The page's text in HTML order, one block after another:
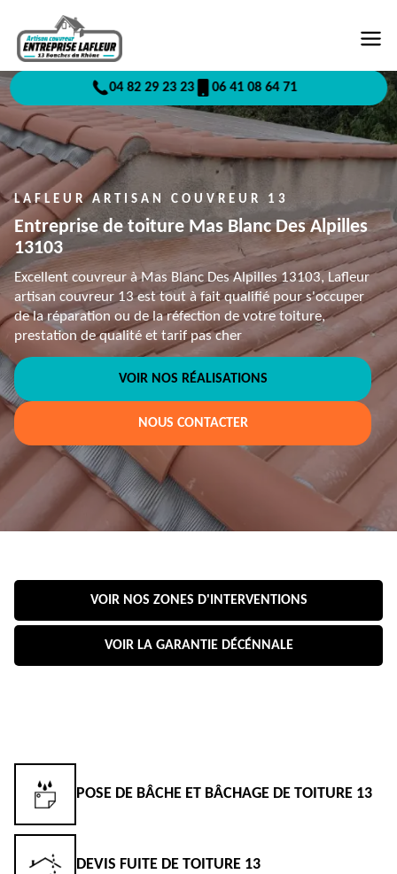
04 82 29 23 23 06 41 08 64 71
LAFLEUR ARTISAN COUVREUR 13
Entreprise de toiture Mas Blanc Des Alpilles
13103
Excellent couvreur à Mas Blanc Des Alpilles 13103, Lafleur
artisan couvreur 13 est tout à fait qualifié pour s'occuper
de la réparation ou de la réfection de votre toiture,
prestation de qualité et tarif pas cher
VOIR NOS RÉALISATIONS
NOUS CONTACTER
VOIR NOS ZONES D'INTERVENTIONS
VOIR LA GARANTIE DÉCÉNNALE
POSE DE BÂCHE ET BÂCHAGE DE TOITURE 13
DEVIS FUITE DE TOITURE 13